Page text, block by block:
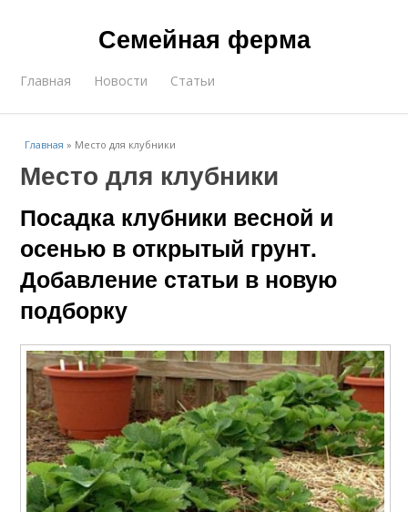
Семейная ферма
Главная Новости Статьи
Главная » Место для клубники
Место для клубники
Посадка клубники весной и
осенью в открытый грунт.
Добавление статьи в новую
подборку